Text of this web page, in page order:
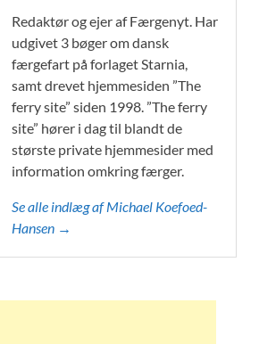
Redaktør og ejer af Færgenyt. Har
udgivet 3 bøger om dansk
færgefart på forlaget Starnia,
samt drevet hjemmesiden ”The
ferry site” siden 1998. ”The ferry
site” hører i dag til blandt de
største private hjemmesider med
information omkring færger.
Se alle indlæg af Michael Koefoed-
Hansen →